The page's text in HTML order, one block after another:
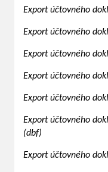
Export účtovného
Export účtovného
Export účtovného
Export účtovného
Export účtovného
Export účtovného
(dbf)
Export účtovného